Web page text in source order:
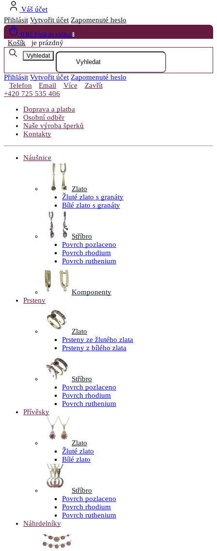
Váš účet
Přihlásit Vytvořit účet Zapomenuté heslo
0 Kč Přejít do košíku 0
Košík je prázdný
Vyhledat
Přihlásit Vytvořit účet Zapomenuté heslo
Telefon
Email Více
Zavřít
+420 725 535 406
Doprava a platba
Osobní odběr
Naše výroba šperků
Kontakty
Náušnice
Zlato
Žluté zlato s granáty
Bílé zlato s granáty
Stříbro
Povrch pozlaceno
Povrch rhodium
Povrch ruthenium
Komponenty
Prsteny
Zlato
Prsteny ze žlutého zlata
Prsteny z bílého zlata
Stříbro
Povrch pozlaceno
Povrch rhodium
Povrch ruthenium
Přívěsky
Zlato
Žluté zlato
Bílé zlato
Stříbro
Povrch pozlaceno
Povrch rhodium
Povrch ruthenium
Náhrdelníky